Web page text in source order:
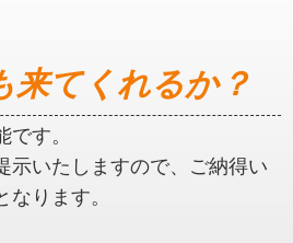
来てくれるか？
す。
示いたしますので、ご納得い
ります。